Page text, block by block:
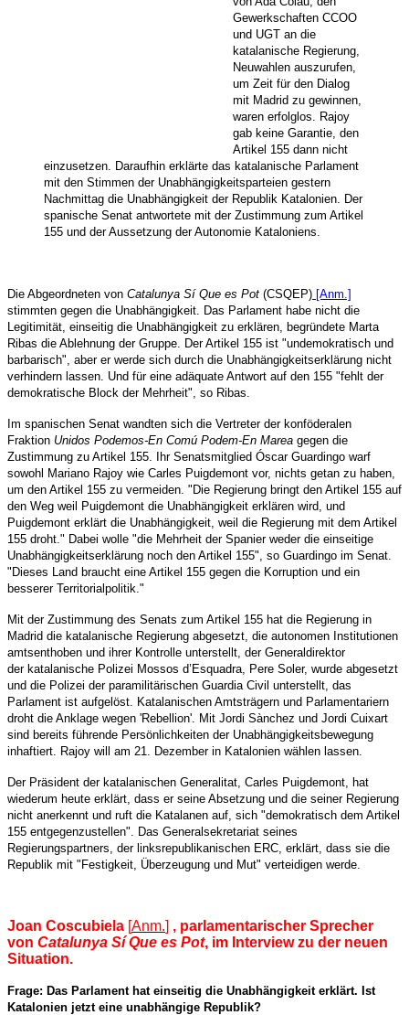
Gewerkschaften CCOO
und UGT an die
katalanische Regierung,
Neuwahlen auszurufen,
um Zeit für den Dialog
mit Madrid zu gewinnen,
waren erfolglos. Rajoy
gab keine Garantie, den
Artikel 155 dann nicht
einzusetzen. Daraufhin erklärte das katalanische Parlament
mit den Stimmen der Unabhängigkeitsparteien gestern
Nachmittag die Unabhängigkeit der Republik Katalonien. Der
spanische Senat antwortete mit der Zustimmung zum Artikel
155 und der Aussetzung der Autonomie Kataloniens.
Die Abgeordneten von Catalunya Sí Que es Pot (CSQEP) [Anm.]
stimmten gegen die Unabhängigkeit. Das Parlament habe nicht die
Legitimität, einseitig die Unabhängigkeit zu erklären, begründete Marta
Ribas die Ablehnung der Gruppe. Der Artikel 155 ist "undemokratisch und
barbarisch", aber er werde sich durch die Unabhängigkeitserklärung nicht
verhindern lassen. Und für eine adäquate Antwort auf den 155 "fehlt der
demokratische Block der Mehrheit", so Ribas.
Im spanischen Senat wandten sich die Vertreter der konföderalen
Fraktion Unidos Podemos-En Comú Podem-En Marea gegen die
Zustimmung zu Artikel 155. Ihr Senatsmitglied Óscar Guardingo warf
sowohl Mariano Rajoy wie Carles Puigdemont vor, nichts getan zu haben,
um den Artikel 155 zu vermeiden. "Die Regierung bringt den Artikel 155 auf
den Weg weil Puigdemont die Unabhängigkeit erklären wird, und
Puigdemont erklärt die Unabhängigkeit, weil die Regierung mit dem Artikel
155 droht." Dabei wolle "die Mehrheit der Spanier weder die einseitige
Unabhängigkeitserklärung noch den Artikel 155", so Guardingo im Senat.
"Dieses Land braucht eine Artikel 155 gegen die Korruption und ein
besserer Territorialpolitik."
Mit der Zustimmung des Senats zum Artikel 155 hat die Regierung in
Madrid die katalanische Regierung abgesetzt, die autonomen Institutionen
amtsenthoben und ihrer Kontrolle unterstellt, der Generaldirektor
der katalanische Polizei Mossos d’Esquadra , Pere Soler, wurde abgesetzt
und die Polizei der paramilitärischen Guardia Civil unterstellt, das
Parlament ist aufgelöst. Katalanischen Amtsträgern und Parlamentariern
droht die Anklage wegen 'Rebellion'. Mit Jordi Sànchez und Jordi Cuixart
sind bereits führende Persönlichkeiten der Unabhängigkeitsbewegung
inhaftiert. Rajoy will am 21. Dezember in Katalonien wählen lassen.
Der Präsident der katalanischen Generalitat, Carles Puigdemont, hat
wiederum heute erklärt, dass er seine Absetzung und die seiner Regierung
nicht anerkennt und ruft die Katalanen auf, sich "demokratisch dem Artikel
155 entgegenzustellen". Das Generalsekretariat seines
Regierungspartners, der linksrepublikanischen ERC, erklärt, dass sie die
Republik mit "Festigkeit, Überzeugung und Mut" verteidigen werde.
Joan Coscubiela [Anm.] , parlamentarischer Sprecher
von Catalunya Sí Que es Pot, im Interview zu der neuen
Situation.
Frage: Das Parlament hat einseitig die Unabhängigkeit erklärt. Ist
Katalonien jetzt eine unabhängige Republik?